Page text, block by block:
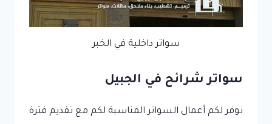
سواتر داخلية في الخبر
سواتر شرائح في الجبيل
نوفر لكم أعمال السواتر المناسبة لكم مع تقديم فترة